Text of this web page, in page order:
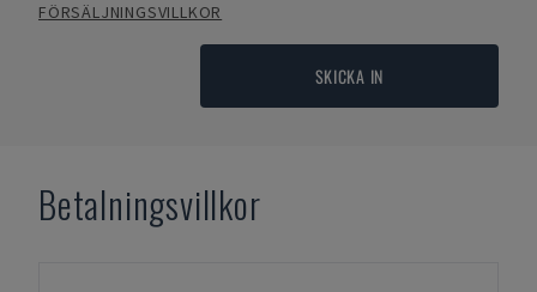
FÖRSÄLJNINGSVILLKOR
SKICKA IN
Betalningsvillkor